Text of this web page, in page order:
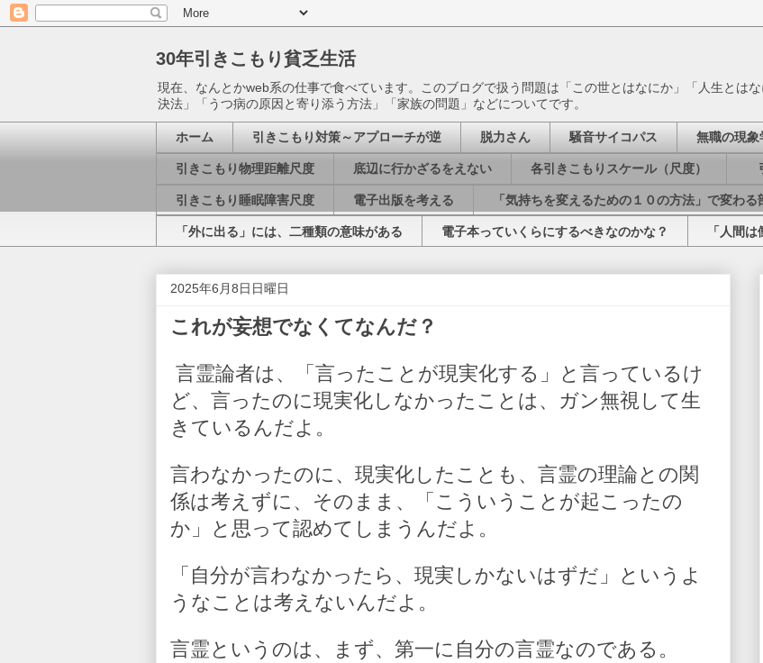
30年引きこもり貧乏生活
現在、なんとかweb系の仕事で食べています。このブログで扱う問題は「この世とはなにか」「人生とは
決法」「うつ病の原因と寄り添う方法」「家族の問題」などについてです。
ホーム 引きこもり対策～アプローチが逆 脱力さん 騒音サイコパス 無職の現象
引きこもり物理距離尺度 底辺に行かざるをえない 各引きこもりスケール（尺度）
引きこもり睡眠障害尺度 電子出版を考える 「気持ちを変えるための１０の方法」で変わ
「外に出る」には、二種類の意味がある 電子本っていくらにするべきなのかな？ 「人間
2025年6月8日日曜日
これが妄想でなくてなんだ？
言霊論者は、「言ったことが現実化する」と言っているけ
ど、言ったのに現実化しなかったことは、ガン無視して生
きているんだよ。
言わなかったのに、現実化したことも、言霊の理論との関
係は考えずに、そのまま、「こういうことが起こったの
か」と思って認めてしまうんだよ。
「自分が言わなかったら、現実しかないはずだ」というよ
うなことは考えないんだよ。
言霊というのは、まず、第一に自分の言霊なのである。